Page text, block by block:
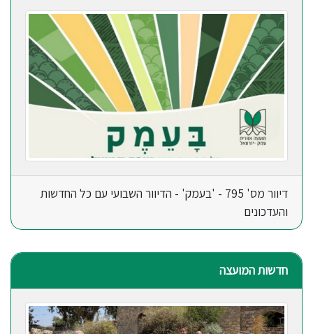
דיוור מס' 795 - 'בעמק' - הדיוור השבועי עם כל החדשות
והעדכונים
חדשות המועצה